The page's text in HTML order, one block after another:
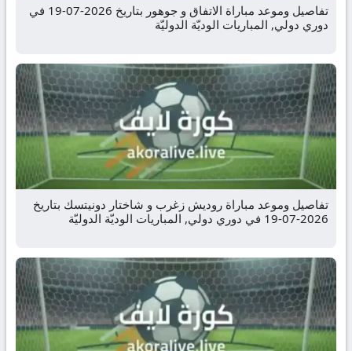
تفاصيل وموعد مباراة الاتفاق و جوهور بتاريخ 2026-07-19 في
دوري دولي, المباريات الوديّة الدوليّة
تفاصيل وموعد مباراة روديش زغرب و شاختار دونيتسك بتاريخ
2026-07-19 في دوري دولي, المباريات الوديّة الدوليّة